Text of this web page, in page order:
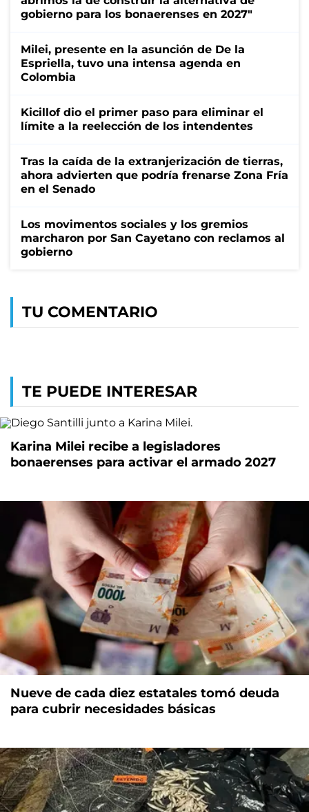
gobierno para los bonaerenses en 2027"
Milei, presente en la asunción de De la
Espriella, tuvo una intensa agenda en
Colombia
Kicillof dio el primer paso para eliminar el
límite a la reelección de los intendentes
Tras la caída de la extranjerización de tierras,
ahora advierten que podría frenarse Zona Fría
en el Senado
Los movimentos sociales y los gremios
marcharon por San Cayetano con reclamos al
gobierno
TU COMENTARIO
TE PUEDE INTERESAR
Karina Milei recibe a legisladores
bonaerenses para activar el armado 2027
Nueve de cada diez estatales tomó deuda
para cubrir necesidades básicas